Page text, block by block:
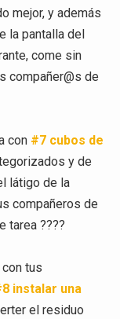
mejor, y además
la pantalla del
come sin
compañer@s de
con #7 cubos de
y de
látigo de la
compañeros de
tarea ????
tus
instalar una
el residuo